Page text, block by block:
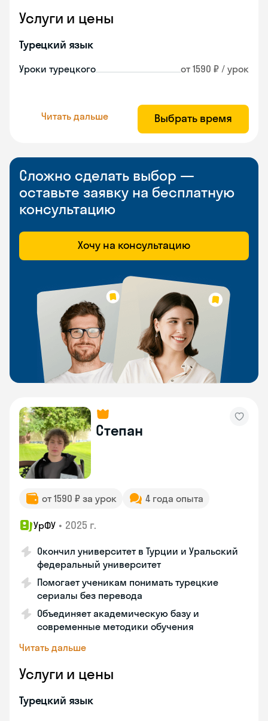
Услуги и цены
Турецкий язык
Уроки турецкого от 1590 ₽ / урок
Читать дальше Выбрать время
Сложно сделать выбор —
оставьте заявку на бесплатную
консультацию
Хочу на консультацию
Степан
от 1590 ₽ за урок 4 года опыта
УрФУ • 2025 г.
Окончил университет в Турции и Уральский
федеральный университет
Помогает ученикам понимать турецкие
сериалы без перевода
Объединяет академическую базу и
современные методики обучения
Читать дальше
Услуги и цены
Турецкий язык